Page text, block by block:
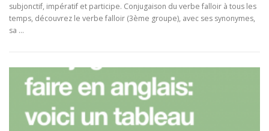
subjonctif, impératif et participe. Conjugaison du verbe falloir à tous les
temps, découvrez le verbe falloir (3ème groupe), avec ses synonymes,
sa …